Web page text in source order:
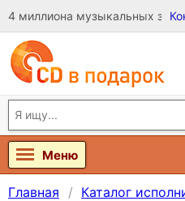
4 миллиона музыкальных
Меню
Главная Каталог